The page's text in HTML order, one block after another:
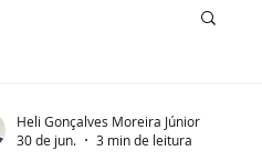
Heli Gonçalves Moreira Júnior
30 de jun.
3 min de leitura